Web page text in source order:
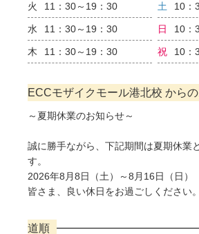
火 11：30～19：30
水 11：30～19：30
木 11：30～19：30
土 10：
日 10：
祝 10：
ECCモザイクモール港北校 から
～夏期休業のお知らせ～
誠に勝手ながら、下記期間は夏期休業
す。
2026年8月8日（土）～8月16日（日）
皆さま、良い休日をお過ごしください。
道順